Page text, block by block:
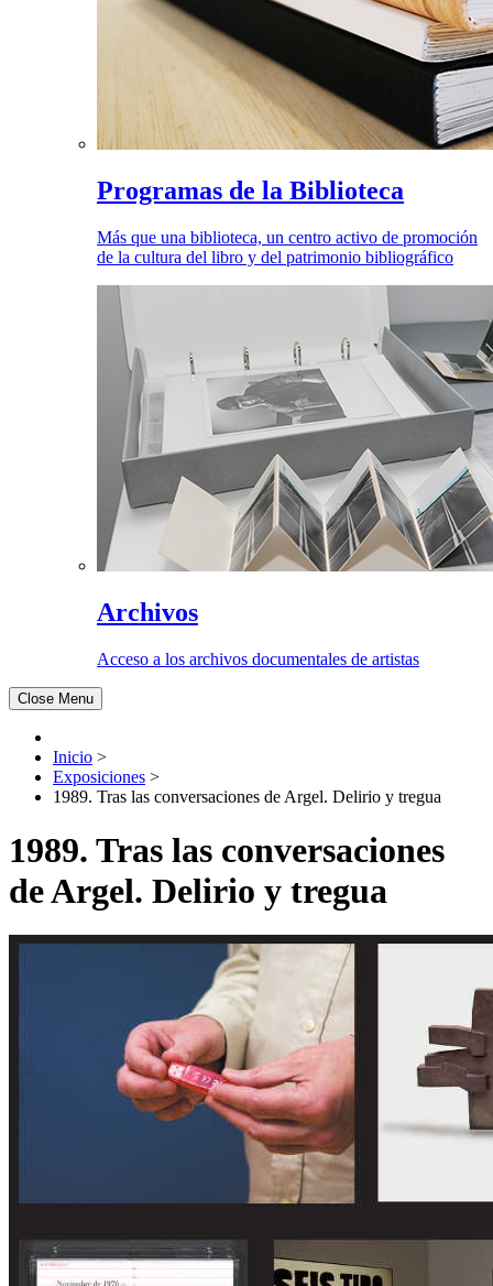
Programas de la Biblioteca
Más que una biblioteca, un centro activo de promoción
de la cultura del libro y del patrimonio bibliográfico
Archivos
Acceso a los archivos documentales de artistas
Close Menu
Inicio >
Exposiciones >
1989. Tras las conversaciones de Argel. Delirio y tregua
1989. Tras las conversaciones
de Argel. Delirio y tregua